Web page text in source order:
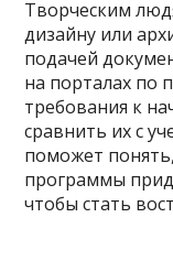
Творческим
дизайну или
подачей
на порталах по
требования к
сравнить их с
поможет
программы
чтобы стать